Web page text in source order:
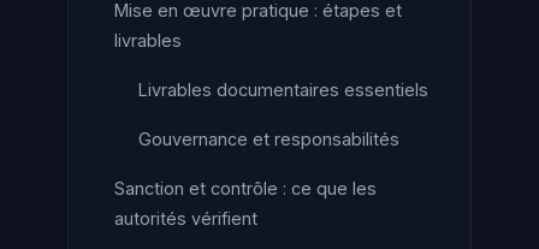
Mise en œuvre pratique : étapes et
livrables
Livrables documentaires essentiels
Gouvernance et responsabilités
Sanction et contrôle : ce que les
autorités vérifient